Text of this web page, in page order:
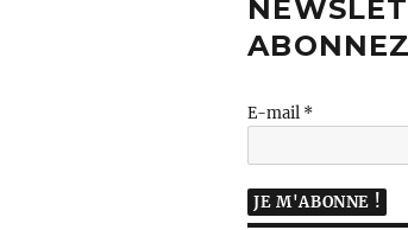
E-mail *